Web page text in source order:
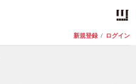
新規登録 / ログイン